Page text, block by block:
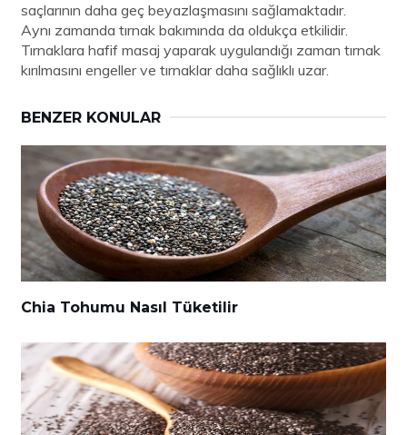
saçlarının daha geç beyazlaşmasını sağlamaktadır.
Aynı zamanda tırnak bakımında da oldukça etkilidir.
Tırnaklara hafif masaj yaparak uygulandığı zaman tırnak
kırılmasını engeller ve tırnaklar daha sağlıklı uzar.
BENZER KONULAR
Chia Tohumu Nasıl Tüketilir